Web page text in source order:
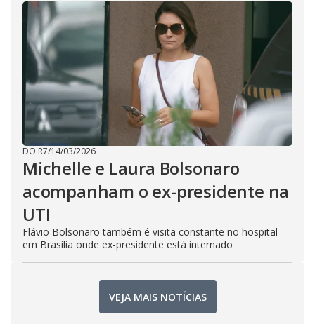
DO R7/14/03/2026
Michelle e Laura Bolsonaro
acompanham o ex-presidente na
UTI
Flávio Bolsonaro também é visita constante no hospital
em Brasília onde ex-presidente está internado
VEJA MAIS NOTÍCIAS